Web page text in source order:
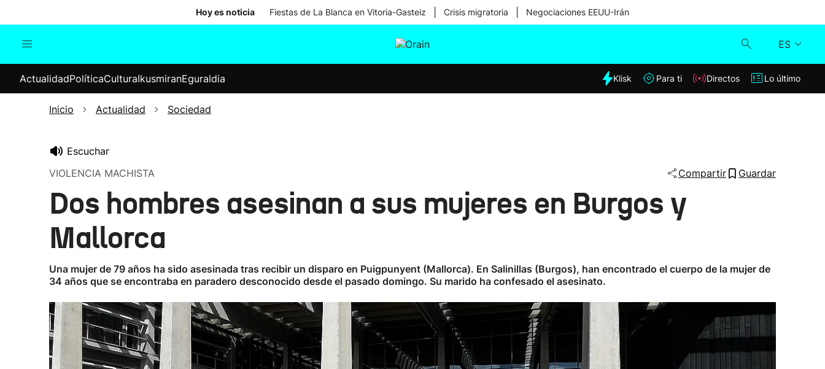
Hoy es noticia Fiestas de La Blanca en Vitoria-Gasteiz Crisis migratoria Negociaciones EEUU-Irán
ES
Internacional
Elecciones
Klisk
ActualidadPolíticaCulturaIkusmiranEguraldia Klisk Para ti Directos Lo último
Inicio Actualidad Sociedad
Escuchar
VIOLENCIA MACHISTA
Compartir Guardar
Dos hombres asesinan a sus mujeres en Burgos y
Mallorca
Una mujer de 79 años ha sido asesinada tras recibir un disparo en Puigpunyent (Mallorca). En Salinillas (Burgos), han encontrado el cuerpo de la mujer de
34 años que se encontraba en paradero desconocido desde el pasado domingo. Su marido ha confesado el asesinato.